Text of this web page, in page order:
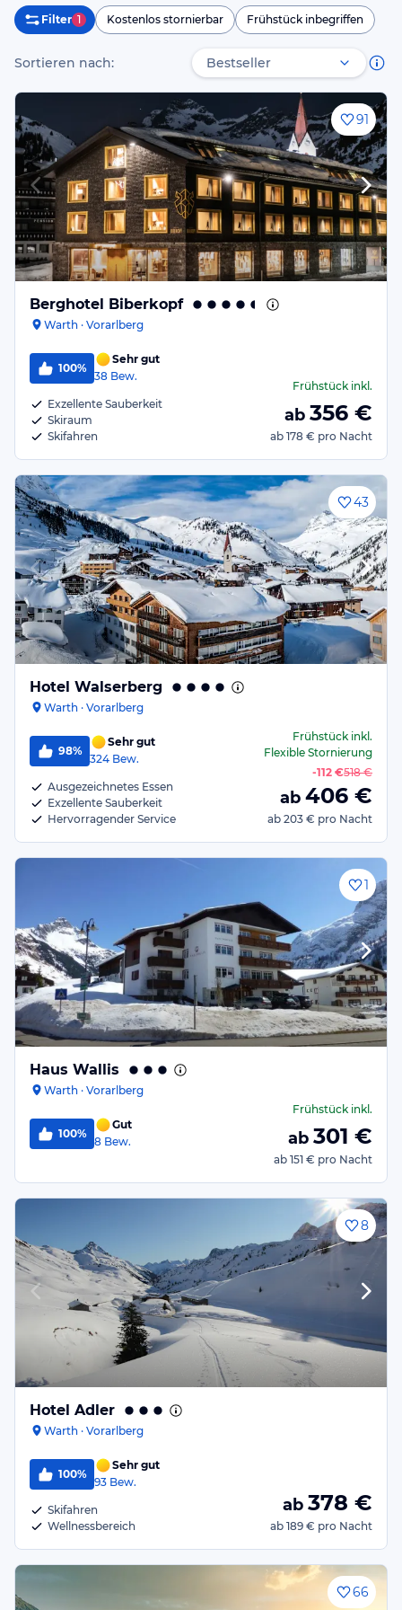
Filter 1 Kostenlos stornierbar Frühstück inbegriffen
Sortieren nach:
91
Berghotel Biberkopf
Warth · Vorarlberg
100%
Sehr gut
38 Bew.
Exzellente Sauberkeit
Skiraum
Skifahren
Frühstückinkl.
ab 356 €
ab 178 € pro Nacht
43
Hotel Walserberg
Warth · Vorarlberg
98%
Sehr gut
324 Bew.
Ausgezeichnetes Essen
Exzellente Sauberkeit
Hervorragender Service
Frühstückinkl.
Flexible Stornierung
-112 €518 €
ab 406 €
ab 203 € pro Nacht
1
Haus Wallis
Warth · Vorarlberg
100%
Gut
8 Bew.
Frühstückinkl.
ab 301 €
ab 151 € pro Nacht
8
Hotel Adler
Warth · Vorarlberg
100%
Sehr gut
93 Bew.
Skifahren
Wellnessbereich
ab 378 €
ab 189 € pro Nacht
66